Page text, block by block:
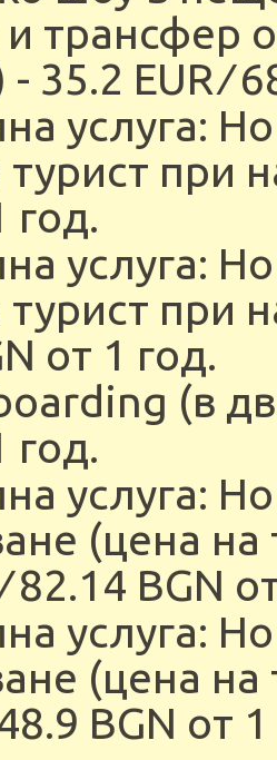
и трансфер
35.2 EUR ∕
услуга:
при
год.
услуга:
при
от 1 год.
(в
год.
услуга:
(цена на
82.14 BGN
услуга:
(цена на
BGN от